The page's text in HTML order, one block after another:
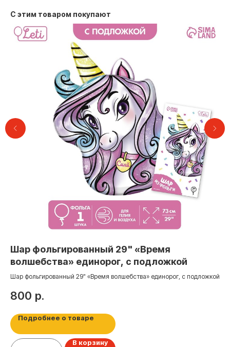
С этим товаром покупают
Шар фольгированный 29" «Время
волшебства» единорог, с подложкой
Шар фольгированный 29" «Время волшебства» единорог, с подложкой
800 р.
Подробнее о товаре
В корзину
Контакты
Наша страничка Вконтакте
+7 (495) 005-03-13
help@upakovali.online